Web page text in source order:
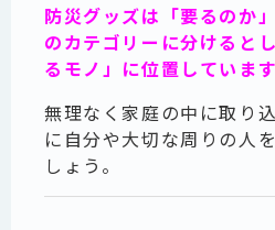
防災グッズは「要るのか
のカテゴリーに分けると
るモノ」に位置しています
無理なく家庭の中に取り
に自分や大切な周りの人
しょう。